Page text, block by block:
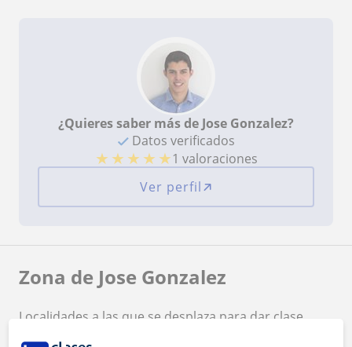
¿Quieres saber más de Jose Gonzalez?
Datos verificados
★ ★ ★ ★ ★1 valoraciones
Ver perfil
Zona de Jose Gonzalez
Localidades a las que se desplaza para dar clase